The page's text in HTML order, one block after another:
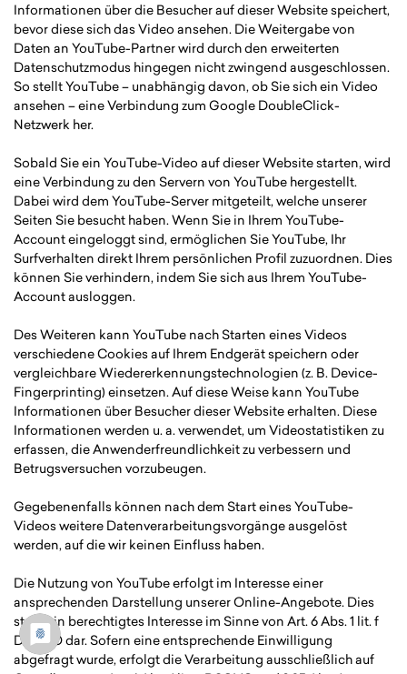
Informationen über die Besucher auf dieser Website speichert,
bevor diese sich das Video ansehen. Die Weitergabe von
Daten an YouTube-Partner wird durch den erweiterten
Datenschutzmodus hingegen nicht zwingend ausgeschlossen.
So stellt YouTube – unabhängig davon, ob Sie sich ein Video
ansehen – eine Verbindung zum Google DoubleClick-
Netzwerk her.
Sobald Sie ein YouTube-Video auf dieser Website starten, wird
eine Verbindung zu den Servern von YouTube hergestellt.
Dabei wird dem YouTube-Server mitgeteilt, welche unserer
Seiten Sie besucht haben. Wenn Sie in Ihrem YouTube-
Account eingeloggt sind, ermöglichen Sie YouTube, Ihr
Surfverhalten direkt Ihrem persönlichen Profil zuzuordnen. Dies
können Sie verhindern, indem Sie sich aus Ihrem YouTube-
Account ausloggen.
Des Weiteren kann YouTube nach Starten eines Videos
verschiedene Cookies auf Ihrem Endgerät speichern oder
vergleichbare Wiedererkennungstechnologien (z. B. Device-
Fingerprinting) einsetzen. Auf diese Weise kann YouTube
Informationen über Besucher dieser Website erhalten. Diese
Informationen werden u. a. verwendet, um Videostatistiken zu
erfassen, die Anwenderfreundlichkeit zu verbessern und
Betrugsversuchen vorzubeugen.
Gegebenenfalls können nach dem Start eines YouTube-
Videos weitere Datenverarbeitungsvorgänge ausgelöst
werden, auf die wir keinen Einfluss haben.
Die Nutzung von YouTube erfolgt im Interesse einer
ansprechenden Darstellung unserer Online-Angebote. Dies
stellt ein berechtigtes Interesse im Sinne von Art. 6 Abs. 1 lit. f
DSGVO dar. Sofern eine entsprechende Einwilligung
abgefragt wurde, erfolgt die Verarbeitung ausschließlich auf